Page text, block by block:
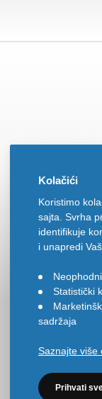
Kolačići
Koristimo
sajta. Svrha
identifikuje
i unapredi
•
•
Statistički
•
sadržaja
Saznajte više
Prihvati